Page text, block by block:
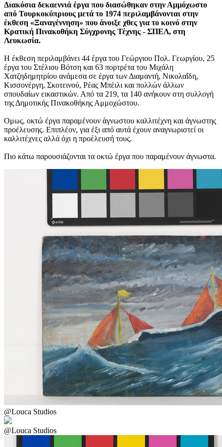
Διακόσια δεκαεννιά έργα που διασώθηκαν στην Αμμόχωστο
από Τουρκοκύπριους μετά το 1974 περιλαμβάνονται στην
έκθεση «Ξαναγέννηση» που άνοιξε χθες για το κοινό στην
Κρατική Πινακοθήκη Σύγχρονης Τέχνης - ΣΠΕΛ, στη
Λευκωσία.
Η έκθεση περιλαμβάνει 44 έργα του Γεώργιου Πολ. Γεωργίου, 25
έργα του Στέλιου Βότση και 63 πορτρέτα του Μιχάλη
Χατζηδημητρίου ανάμεσα σε έργα των Διαμαντή, Νικολαΐδη,
Κισσονέργη, Σκοτεινού, Ρέας Μπέιλι και πολλών άλλων
σπουδαίων εικαστικών. Από τα 219, τα 140 ανήκουν στη συλλογή
της Δημοτικής Πινακοθήκης Αμμοχώστου.
Ομως, οκτώ έργα παραμένουν άγνωστου καλλιτέχνη και άγνωστης
προέλευσης. Επιπλέον, για έξι από αυτά έχουν αναγνωριστεί οι
καλλιτέχνες αλλά όχι η προέλευσή τους.
Πιο κάτω παρουσιάζονται τα οκτώ έργα που παραμένουν άγνωστα.
@Louca Studios
@Louca Studios